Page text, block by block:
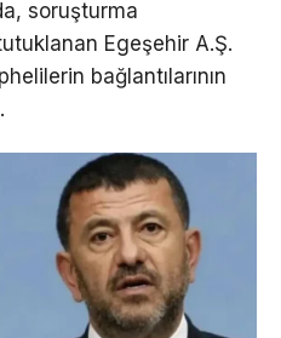
soruşturma
Egeşehir A.Ş.
bağlantılarının